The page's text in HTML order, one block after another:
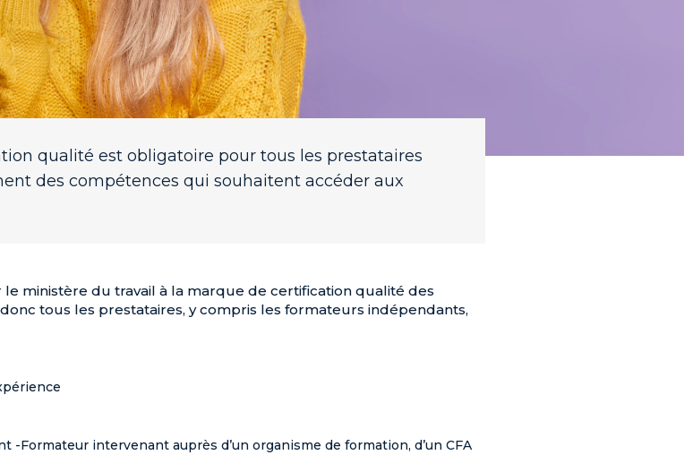
qualité est obligatoire pour tous les prestataires
des compétences qui souhaitent accéder aux
ministère du travail à la marque de certification qualité des
tous les prestataires, y compris les formateurs indépendants,
-Formateur intervenant auprès d’un organisme de formation, d’un CFA